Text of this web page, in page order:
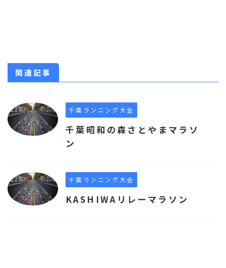
関連記事
千葉ランニング大会
千葉昭和の森さとやまマラソ
ン
千葉ランニング大会
KASHIWAリレーマラソン